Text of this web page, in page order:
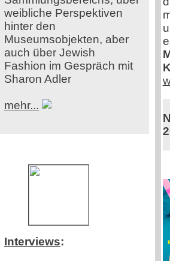
weibliche Perspektiven
hinter den
Museumsobjekten, aber
auch über Jewish
Fashion im Gespräch mit
Sharon Adler
mehr...
Interviews: